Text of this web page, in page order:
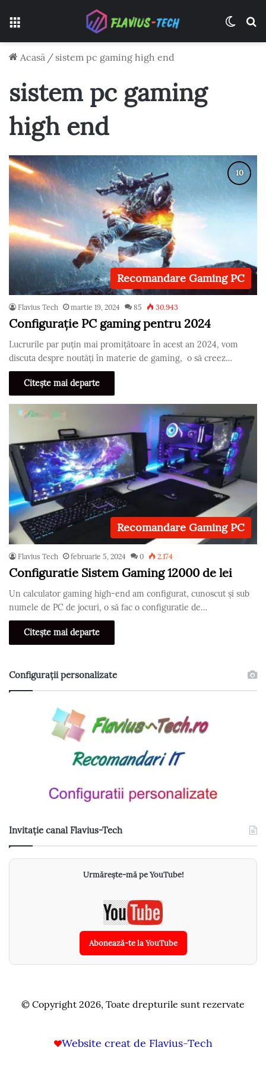
Acasă / sistem pc gaming high end
sistem pc gaming
high end
Recomandare Gaming PC
Flavius Tech martie 19, 2024 85 30.943
Configurație PC gaming pentru 2024
Lucrurile par puțin mai promițătoare în acest an 2024, vom
discuta despre noutăți în materie de gaming, o să creez…
Citește mai departe
Recomandare Gaming PC
Flavius Tech februarie 5, 2024 0 2.174
Configuratie Sistem Gaming 12000 de lei
Un calculator gaming high-end am configurat, cunoscut și sub
numele de PC de jocuri, o să fac o configuratie de…
Citește mai departe
Configurații personalizate
Invitație canal Flavius-Tech
Urmărește-mă pe YouTube!
Abonează-te la YouTube
© Copyright 2026, Toate drepturile sunt rezervate
Website creat de Flavius-Tech